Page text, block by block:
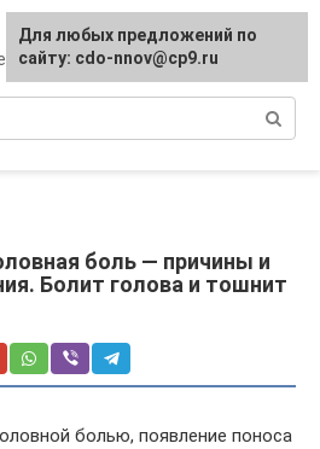
боль — причины и
Болит голова и тошнит
болью, появление поноса
Для любых предложений по
сайту: cdo-nnov@cp9.ru